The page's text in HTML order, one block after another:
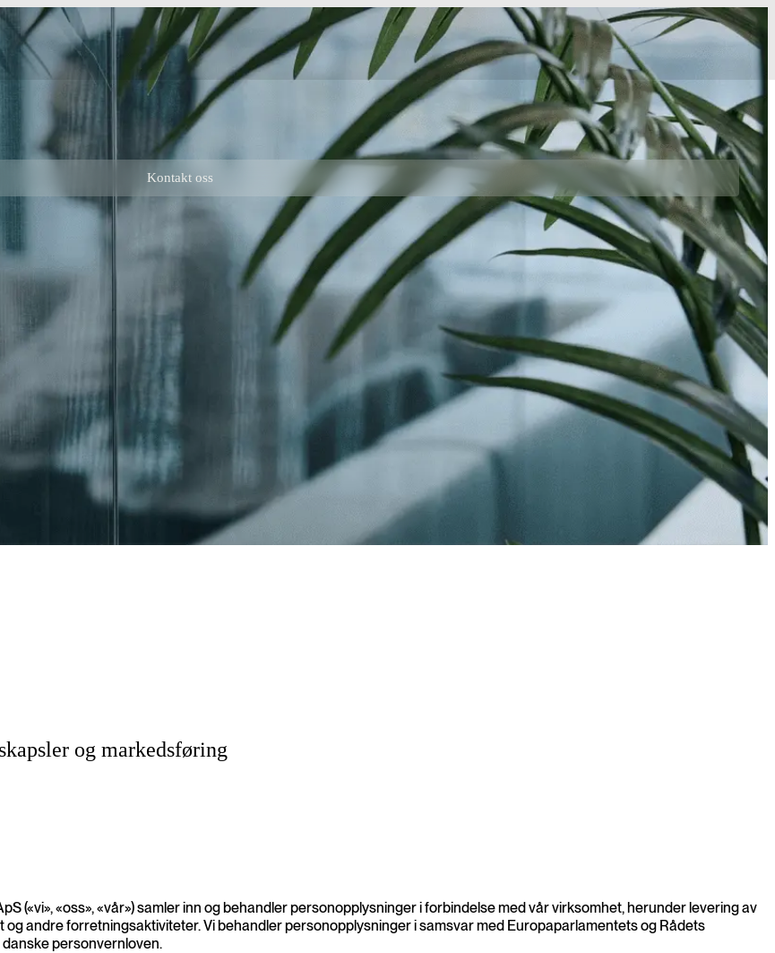
Kontakt oss
og markedsføring
(«vi», «oss», «vår») samler inn og behandler personopplysninger i forbindelse med vår virksomhet, herunder levering av
andre forretningsaktiviteter. Vi behandler personopplysninger i samsvar med Europaparlamentets og Rådets
personvernloven.